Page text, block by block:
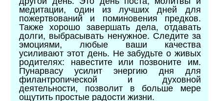
медитации, один из лучших дней для
пожертвований и поминовения предков.
Также хорошо завершать дела, отдавать
долги, выбрасывать ненужное. Следите за
эмоциями, любые ваши качества
усиливают этот день. Не забудьте о живых
родителях: навестите или позвоните им.
Пунарвасу усилит энергию дня для
филантропической и духовной
деятельности, позволит в больше мере
ощутить простые радости жизни.